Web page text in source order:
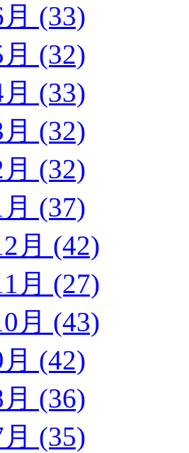
(33)
(32)
(33)
(32)
(32)
(37)
月 (42)
月 (27)
月 (43)
(42)
(36)
(35)